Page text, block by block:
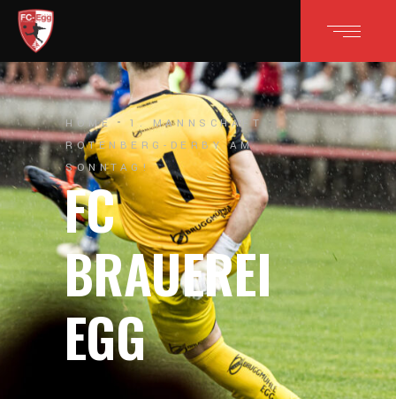
HOME
1. MANNSCHAFT
ROTENBERG-DERBY AM
SONNTAG!
FC
BRAUEREI
EGG